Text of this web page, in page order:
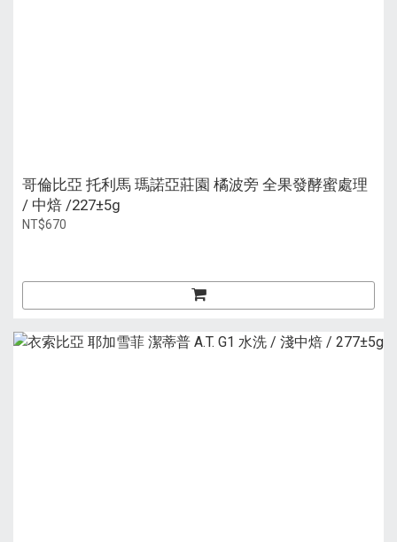
哥倫比亞 托利馬 瑪諾亞莊園 橘波旁 全果發酵蜜處理
/ 中焙 /227±5g
NT$670